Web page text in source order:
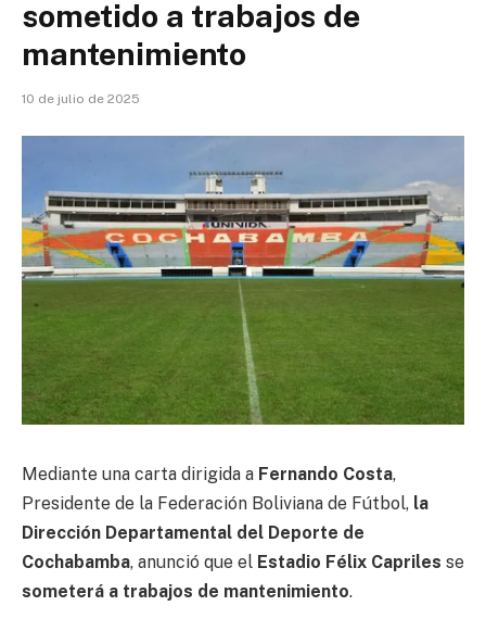
sometido a trabajos de
mantenimiento
10 de julio de 2025
Mediante una carta dirigida a Fernando Costa,
Presidente de la Federación Boliviana de Fútbol, la
Dirección Departamental del Deporte de
Cochabamba, anunció que el Estadio Félix Capriles se
someterá a trabajos de mantenimiento.